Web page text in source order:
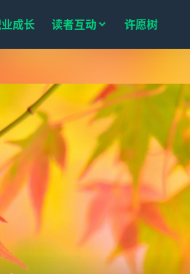
成长 读者互动 许愿树